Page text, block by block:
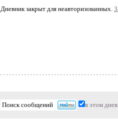
Дневник закрыт для неавторизованных.
в этом